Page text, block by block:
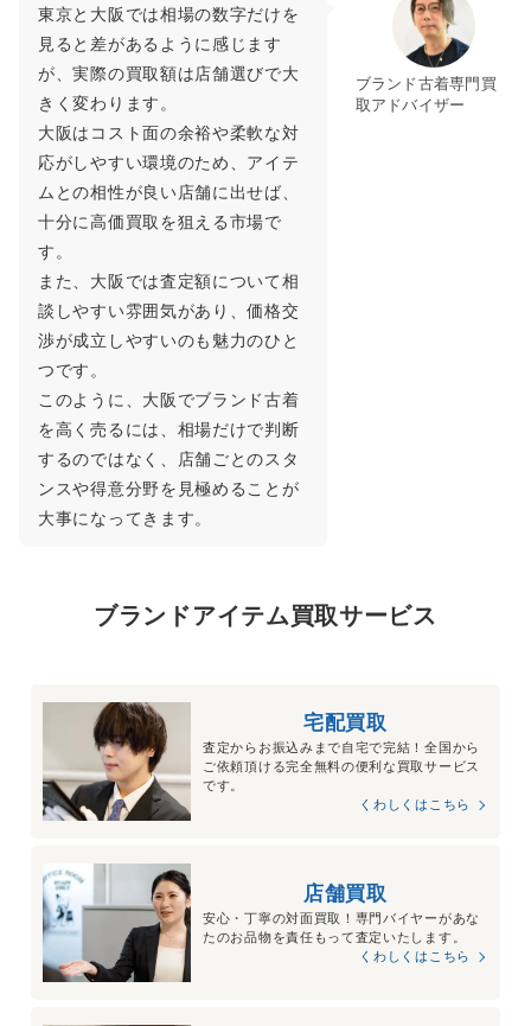
ブランド古着専門買
取アドバイザー
東京と大阪では相場の数字だけを
見ると差があるように感じます
が、実際の買取額は店舗選びで大
きく変わります。
大阪はコスト面の余裕や柔軟な対
応がしやすい環境のため、アイテ
ムとの相性が良い店舗に出せば、
十分に高価買取を狙える市場で
す。
また、大阪では査定額について相
談しやすい雰囲気があり、価格交
渉が成立しやすいのも魅力のひと
つです。
このように、大阪でブランド古着
を高く売るには、相場だけで判断
するのではなく、店舗ごとのスタ
ンスや得意分野を見極めることが
大事になってきます。
ブランドアイテム買取サービス
宅配買取
査定からお振込みまで自宅で完結！全国から
ご依頼頂ける完全無料の便利な買取サービス
です。
くわしくはこちら
店舗買取
安心・丁寧の対面買取！専門バイヤーがあな
たのお品物を責任もって査定いたします。
くわしくはこちら